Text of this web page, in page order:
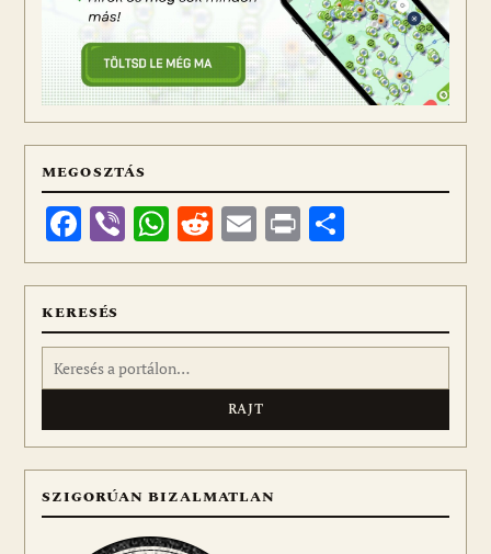
MEGOSZTÁS
Facebook
ViberWhatsApp
Reddit
Email
Print
meg
KERESÉS
Keresés:
SZIGORÚAN BIZALMATLAN